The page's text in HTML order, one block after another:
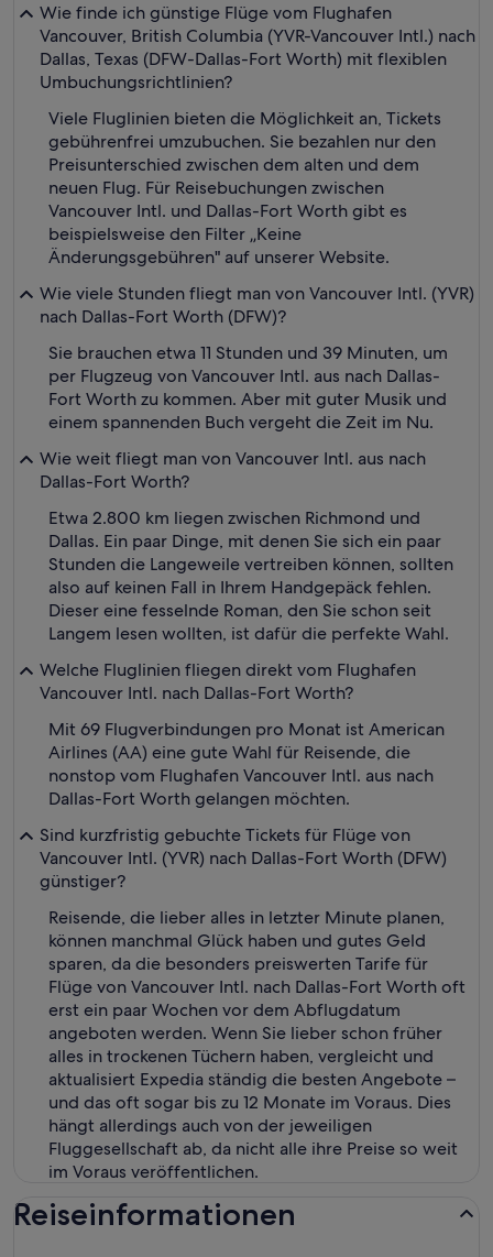
Wie finde ich günstige Flüge vom Flughafen
Vancouver, British Columbia (YVR-Vancouver Intl.) nach
Dallas, Texas (DFW-Dallas-Fort Worth) mit flexiblen
Umbuchungsrichtlinien?
Viele Fluglinien bieten die Möglichkeit an, Tickets
gebührenfrei umzubuchen. Sie bezahlen nur den
Preisunterschied zwischen dem alten und dem
neuen Flug. Für Reisebuchungen zwischen
Vancouver Intl. und Dallas-Fort Worth gibt es
beispielsweise den Filter „Keine
Änderungsgebühren" auf unserer Website.
Wie viele Stunden fliegt man von Vancouver Intl. (YVR)
nach Dallas-Fort Worth (DFW)?
Sie brauchen etwa 11 Stunden und 39 Minuten, um
per Flugzeug von Vancouver Intl. aus nach Dallas-
Fort Worth zu kommen. Aber mit guter Musik und
einem spannenden Buch vergeht die Zeit im Nu.
Wie weit fliegt man von Vancouver Intl. aus nach
Dallas-Fort Worth?
Etwa 2.800 km liegen zwischen Richmond und
Dallas. Ein paar Dinge, mit denen Sie sich ein paar
Stunden die Langeweile vertreiben können, sollten
also auf keinen Fall in Ihrem Handgepäck fehlen.
Dieser eine fesselnde Roman, den Sie schon seit
Langem lesen wollten, ist dafür die perfekte Wahl.
Welche Fluglinien fliegen direkt vom Flughafen
Vancouver Intl. nach Dallas-Fort Worth?
Mit 69 Flugverbindungen pro Monat ist American
Airlines (AA) eine gute Wahl für Reisende, die
nonstop vom Flughafen Vancouver Intl. aus nach
Dallas-Fort Worth gelangen möchten.
Sind kurzfristig gebuchte Tickets für Flüge von
Vancouver Intl. (YVR) nach Dallas-Fort Worth (DFW)
günstiger?
Reisende, die lieber alles in letzter Minute planen,
können manchmal Glück haben und gutes Geld
sparen, da die besonders preiswerten Tarife für
Flüge von Vancouver Intl. nach Dallas-Fort Worth oft
erst ein paar Wochen vor dem Abflugdatum
angeboten werden. Wenn Sie lieber schon früher
alles in trockenen Tüchern haben, vergleicht und
aktualisiert Expedia ständig die besten Angebote –
und das oft sogar bis zu 12 Monate im Voraus. Dies
hängt allerdings auch von der jeweiligen
Fluggesellschaft ab, da nicht alle ihre Preise so weit
im Voraus veröffentlichen.
Reiseinformationen